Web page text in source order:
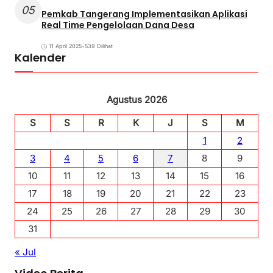
05 Pemkab Tangerang Implementasikan Aplikasi
Real Time Pengelolaan Dana Desa
11 April 2025•539 Dilihat
Kalender
Agustus 2026
S
S R K J S
M
1
2
3
4 5 6 7 8
9
10
11 12 13 14 15
16
17
18 19 20 21 22
23
24
25 26 27 28 29
30
31
« Jul